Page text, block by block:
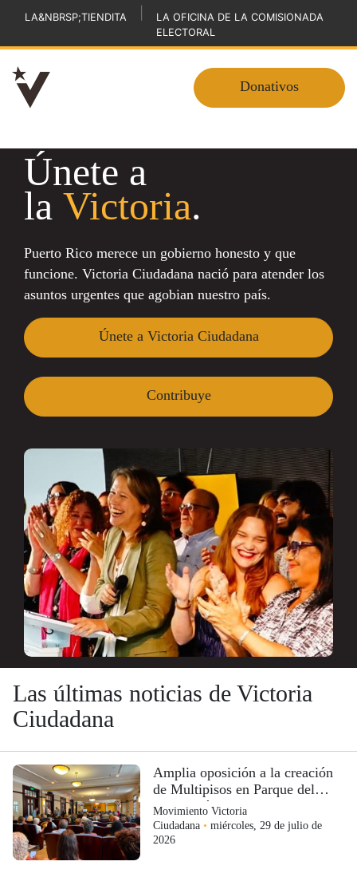
LA&NBRSP;TIENDITA
LA OFICINA DE LA COMISIONADA
ELECTORAL
Donativos
Únete a
la Victoria.
Puerto Rico merece un gobierno honesto y que
funcione. Victoria Ciudadana nació para atender los
asuntos urgentes que agobian nuestro país.
Únete a Victoria Ciudadana
Contribuye
Las últimas noticias de Victoria
Ciudadana
Amplia oposición a la creación
de Multipisos en Parque del
Escambrón
Movimiento Victoria
Ciudadana • miércoles, 29 de julio de
2026